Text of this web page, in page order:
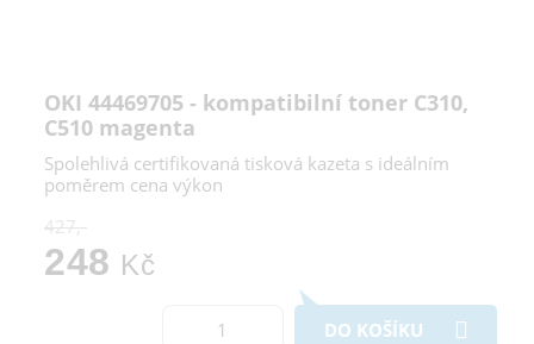
OKI 44469705 - kompatibilní toner C310,
C510 magenta
Spolehlivá certifikovaná tisková kazeta s ideálním
poměrem cena výkon
427,-
248 Kč
DO KOŠÍKU